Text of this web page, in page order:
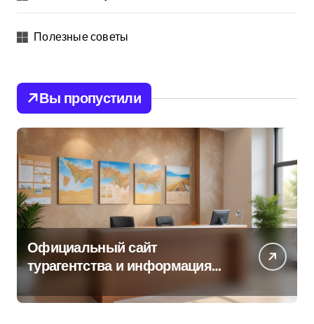
Полезные советы
Вы пропустили
Официальный сайт
турагентства и информация